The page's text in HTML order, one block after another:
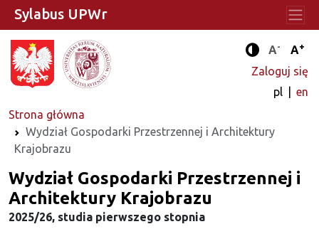
Tryb
A- A+
Zaloguj się
pl
en
Strona główna
Wydział Gospodarki Przestrzennej i Architektury
Krajobrazu
Sylabus UPWr
Wydział Gospodarki Przestrzennej i
Architektury Krajobrazu
2025/26, studia pierwszego stopnia